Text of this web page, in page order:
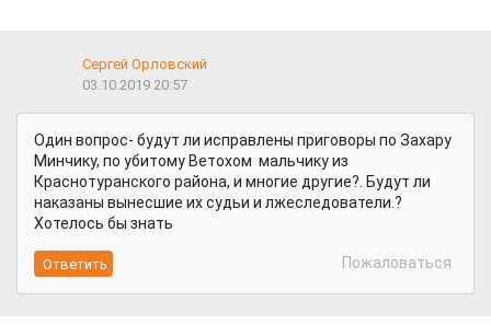
Сергей Орловский
03.10.2019 20:57
Один вопрос- будут ли исправлены приговоры по Захару
Минчику, по убитому Ветохом мальчику из
Краснотуранского района, и многие другие?. Будут ли
наказаны вынесшие их судьи и лжеследователи.?
Хотелось бы знать
Пожаловаться